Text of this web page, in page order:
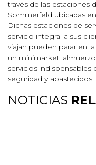
través de las estaciones
Sommerfeld ubicadas
Dichas estaciones de
servicio integral a sus
viajan pueden parar en
un minimarket,
servicios indispensables
seguridad y abastecidos.
NOTICIAS